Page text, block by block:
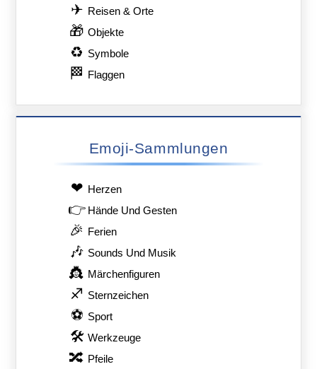
✈ Reisen & Orte
🎁 Objekte
♻ Symbole
🏁 Flaggen
Emoji-Sammlungen
❤ Herzen
👉 Hände Und Gesten
🎉 Ferien
🎶 Sounds Und Musik
👸 Märchenfiguren
♐ Sternzeichen
⚽ Sport
🛠 Werkzeuge
🔀 Pfeile